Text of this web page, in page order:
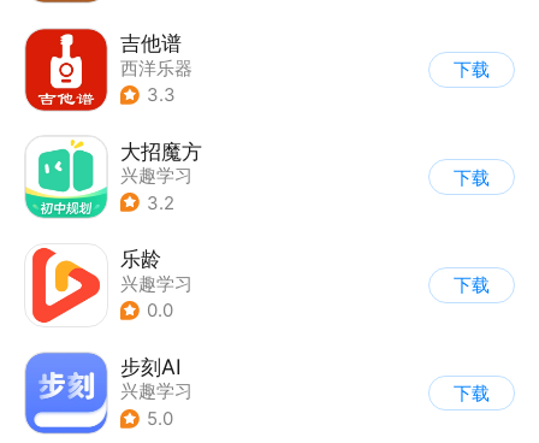
吉他谱
西洋乐器
3.3
下载
大招魔方
兴趣学习
3.2
下载
乐龄
兴趣学习
0.0
下载
步刻AI
兴趣学习
5.0
下载